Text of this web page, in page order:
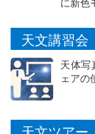
天文講習会
天体写
ェアの